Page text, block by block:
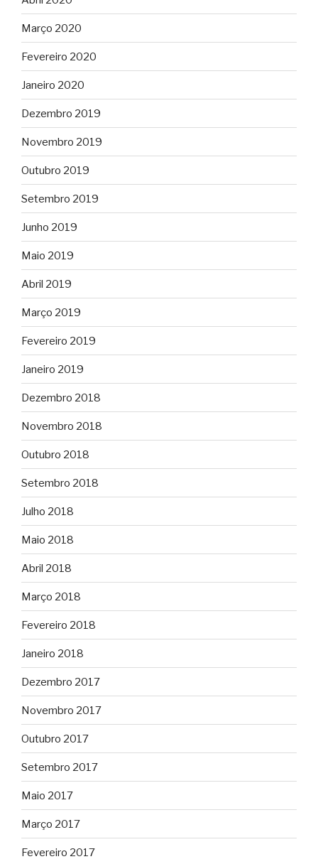
Março 2020
Fevereiro 2020
Janeiro 2020
Dezembro 2019
Novembro 2019
Outubro 2019
Setembro 2019
Junho 2019
Maio 2019
Abril 2019
Março 2019
Fevereiro 2019
Janeiro 2019
Dezembro 2018
Novembro 2018
Outubro 2018
Setembro 2018
Julho 2018
Maio 2018
Abril 2018
Março 2018
Fevereiro 2018
Janeiro 2018
Dezembro 2017
Novembro 2017
Outubro 2017
Setembro 2017
Maio 2017
Março 2017
Fevereiro 2017